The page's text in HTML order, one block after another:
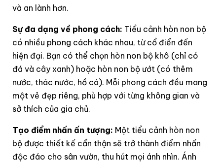
và an lành hơn.
Sự đa dạng về phong cách: Tiểu cảnh hòn non bộ
có nhiều phong cách khác nhau, từ cổ điển đến
hiện đại. Bạn có thể chọn hòn non bộ khô (chỉ có
đá và cây xanh) hoặc hòn non bộ ướt (có thêm
nước, thác nước, hồ cá). Mỗi phong cách đều mang
một vẻ đẹp riêng, phù hợp với từng không gian và
sở thích của gia chủ.
Tạo điểm nhấn ấn tượng: Một tiểu cảnh hòn non
bộ được thiết kế cẩn thận sẽ trở thành điểm nhấn
độc đáo cho sân vườn, thu hút mọi ánh nhìn. Ánh